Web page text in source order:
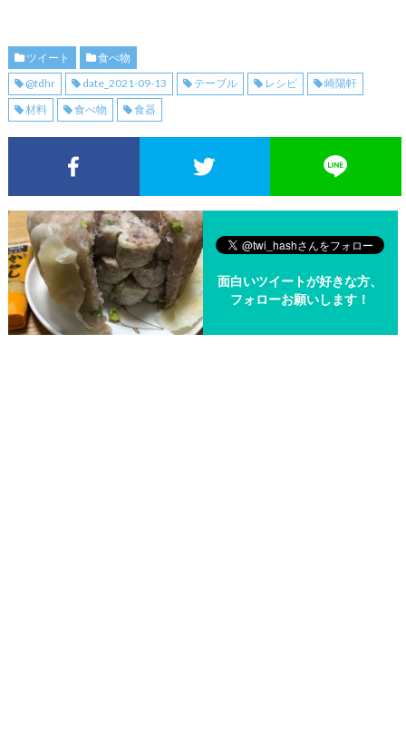
ツイート
食べ物
@tdhr
date_2021-09-13 テーブル レシピ
崎陽軒
材料
食べ物 食器
Facebookでシェア Twitterでシェア
面白いツイートが好きな方、
フォローお願いします！